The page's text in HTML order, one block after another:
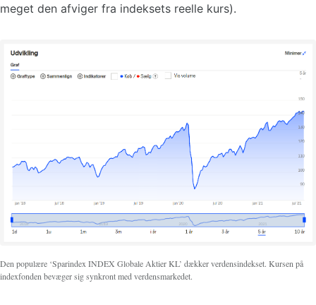
meget den afviger fra indeksets reelle kurs).
Den populære ‘Sparindex INDEX Globale Aktier KL’ dækker verdensindekset. Kursen på
indexfonden bevæger sig synkront med verdensmarkedet.